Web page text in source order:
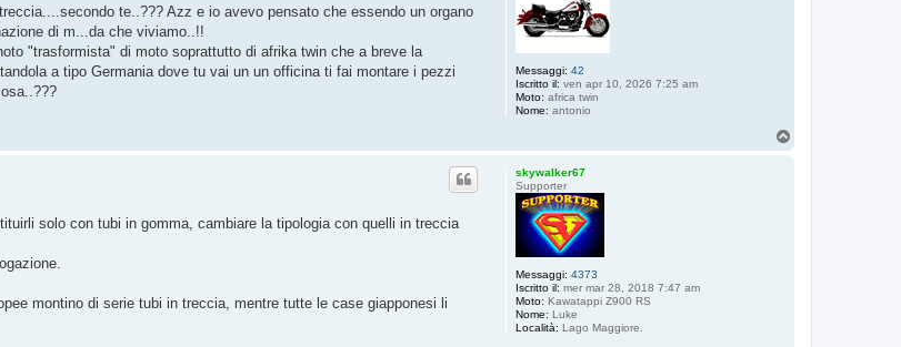
Messaggi: 42
Iscritto il: ven apr 10, 2026 7:25 am
Moto: africa twin
Nome: antonio
te..??? Azz e io avevo pensato che essendo un organo
di m...da che viviamo..!!
"trasformista" di moto soprattutto di afrika twin che a breve la
a tipo Germania dove tu vai un un officina ti fai montare i pezzi
skywalker67
Supporter
Messaggi: 4373
Iscritto il: mer mar 28, 2018 7:47 am
Moto: Kawatappi Z900 RS
Nome: Luke
Località: Lago Maggiore.
solo con tubi in gomma, cambiare la tipologia con quelli in treccia
montino di serie tubi in treccia, mentre tutte le case giapponesi li